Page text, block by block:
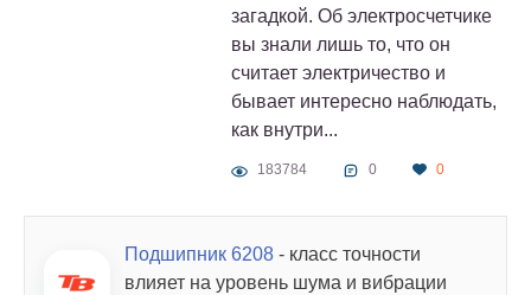
загадкой. Об электросчетчике
вы знали лишь то, что он
считает электричество и
бывает интересно наблюдать,
как внутри...
183784 0 0
Подшипник 6208 - класс точности
влияет на уровень шума и вибрации